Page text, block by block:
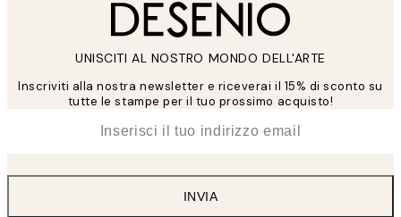
UNISCITI AL NOSTRO MONDO DELL'ARTE
Inscriviti alla nostra newsletter e riceverai il 15% di sconto su
tutte le stampe per il tuo prossimo acquisto!
INVIA